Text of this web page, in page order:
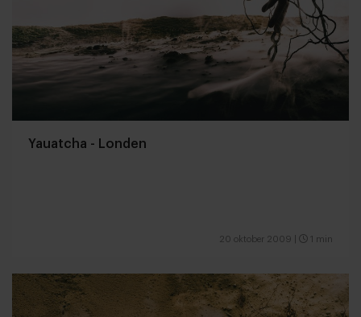
Yauatcha - Londen
20 oktober 2009 1 min